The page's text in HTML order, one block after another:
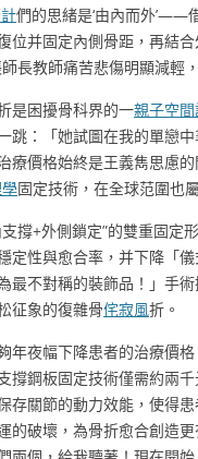
們的思緒是‘由內而外’——
位并固定內側骨距，再結
長教師痛苦悲傷明顯減輕
是困擾骨科界的一親子空
跳：「她試圖在我的單戀
療價格始終是王義雋思慮
固定技術，在全球范圍也
撐+外側鎖定”的雙重固定
定性與愈合率，并下降「儀
最不對稱的裝飾品！」手
征象的復雜骨侘寂風折。
年夜幅下降患者的治療價
撐鋼板固定技術僅需約兩
存關節的動力效能，使得
的破壞，為骨折愈合創造